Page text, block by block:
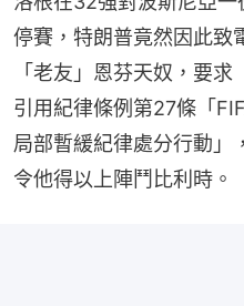
停賽，特朗普竟然因此致
「老友」恩芬天奴，要
引用紀律條例第27條「
局部暫緩紀律處分行動」
令他得以上陣鬥比利時。